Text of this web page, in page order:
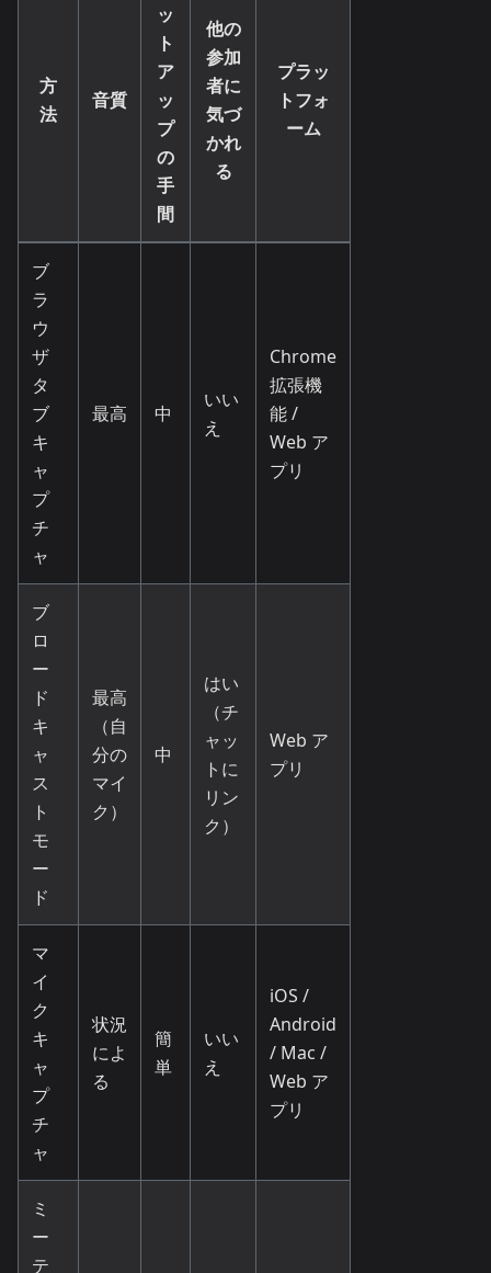
方
法
音質
ッ
ト
ア
ッ
プ
の
手
間
他の
参加
者に
気づ
かれ
る
プラッ
トフォ
ーム
ブ
ラ
ウ
ザ
タ
ブ
キ
ャ
プ
チ
ャ
最高 中
いい
え
Chrome
拡張機
能 /
Web ア
プリ
ブ
ロ
ー
ド
キ
ャ
ス
ト
モ
ー
ド
最高
（自
分の
マイ
ク）
中
はい
（チ
ャッ
トに
リン
ク）
Web ア
プリ
マ
イ
ク
キ
ャ
プ
チ
ャ
状況
によ
る
簡
単
いい
え
iOS /
Android
/ Mac /
Web ア
プリ
ミ
ー
テ